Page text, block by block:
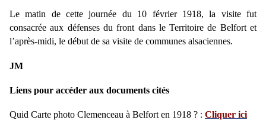
Le matin de cette journée du 10 février 1918, la visite fut
consacrée aux défenses du front dans le Territoire de Belfort et
l’après-midi, le début de sa visite de communes alsaciennes.
JM
Liens pour accéder aux documents cités
Quid Carte photo Clemenceau à Belfort en 1918 ? : Cliquer ici